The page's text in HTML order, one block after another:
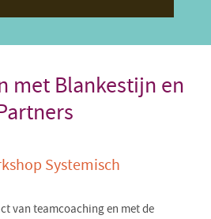
met Blankestijn en
Systemisch
van teamcoaching en met de